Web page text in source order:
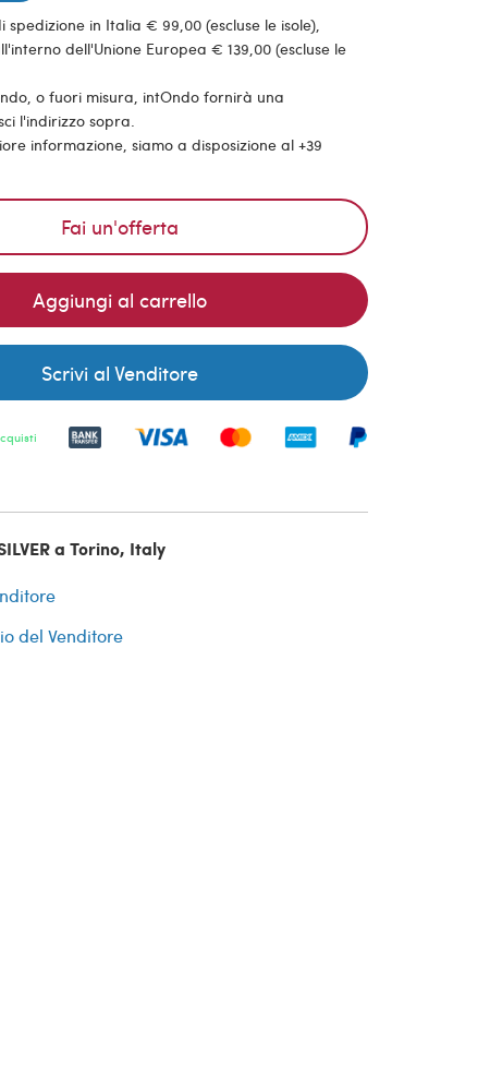
spedizione in Italia € 99,00 (escluse le isole),
dell'Unione Europea € 139,00 (escluse le
o fuori misura, intOndo fornirà una
l'indirizzo sopra.
informazione, siamo a disposizione al +39
Fai un'offerta
Aggiungi al carrello
Scrivi al Venditore
a Torino, Italy
del Venditore